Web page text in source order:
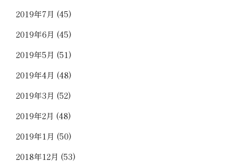
2019年7月 (45)
2019年6月 (45)
2019年5月 (51)
2019年4月 (48)
2019年3月 (52)
2019年2月 (48)
2019年1月 (50)
2018年12月 (53)